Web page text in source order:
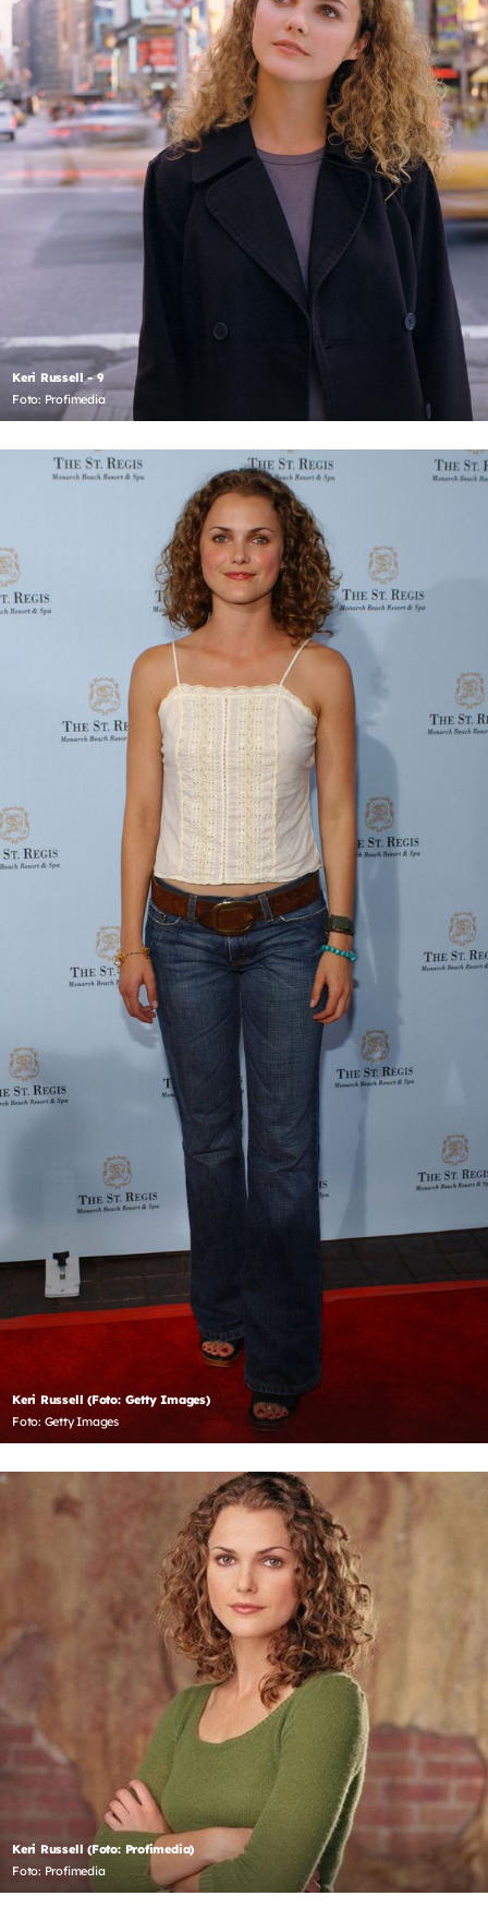
Keri Russell - 9
Foto: Profimedia
Keri Russell (Foto: Getty Images)
Foto: Getty Images
Keri Russell (Foto: Profimedia)
Foto: Profimedia